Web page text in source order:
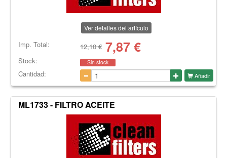
Ver detalles del artículo
Imp. Total: 12,10 € 7,87€
Stock: Sin stock
Cantidad: Añadir
ML1733 - FILTRO ACEITE